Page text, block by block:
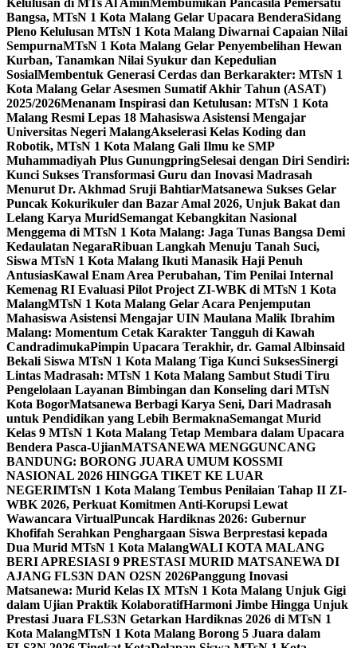
Kelulusan di MTs Al Amin Membumikan Pancasila Pemersatu
Bangsa, MTsN 1 Kota Malang Gelar Upacara BenderaSidang
Pleno Kelulusan MTsN 1 Kota Malang Diwarnai Capaian Nilai
SempurnaMTsN 1 Kota Malang Gelar Penyembelihan Hewan
Kurban, Tanamkan Nilai Syukur dan Kepedulian
SosialMembentuk Generasi Cerdas dan Berkarakter: MTsN 1
Kota Malang Gelar Asesmen Sumatif Akhir Tahun (ASAT)
2025/2026Menanam Inspirasi dan Ketulusan: MTsN 1 Kota
Malang Resmi Lepas 18 Mahasiswa Asistensi Mengajar
Universitas Negeri MalangAkselerasi Kelas Koding dan
Robotik, MTsN 1 Kota Malang Gali Ilmu ke SMP
Muhammadiyah Plus GunungpringSelesai dengan Diri Sendiri:
Kunci Sukses Transformasi Guru dan Inovasi Madrasah
Menurut Dr. Akhmad Sruji BahtiarMatsanewa Sukses Gelar
Puncak Kokurikuler dan Bazar Amal 2026, Unjuk Bakat dan
Lelang Karya MuridSemangat Kebangkitan Nasional
Menggema di MTsN 1 Kota Malang: Jaga Tunas Bangsa Demi
Kedaulatan NegaraRibuan Langkah Menuju Tanah Suci,
Siswa MTsN 1 Kota Malang Ikuti Manasik Haji Penuh
AntusiasKawal Enam Area Perubahan, Tim Penilai Internal
Kemenag RI Evaluasi Pilot Project ZI-WBK di MTsN 1 Kota
MalangMTsN 1 Kota Malang Gelar Acara Penjemputan
Mahasiswa Asistensi Mengajar UIN Maulana Malik Ibrahim
Malang: Momentum Cetak Karakter Tangguh di Kawah
CandradimukaPimpin Upacara Terakhir, dr. Gamal Albinsaid
Bekali Siswa MTsN 1 Kota Malang Tiga Kunci SuksesSinergi
Lintas Madrasah: MTsN 1 Kota Malang Sambut Studi Tiru
Pengelolaan Layanan Bimbingan dan Konseling dari MTsN
Kota BogorMatsanewa Berbagi Karya Seni, Dari Madrasah
untuk Pendidikan yang Lebih BermaknaSemangat Murid
Kelas 9 MTsN 1 Kota Malang Tetap Membara dalam Upacara
Bendera Pasca-UjianMATSANEWA MENGGUNCANG
BANDUNG: BORONG JUARA UMUM KOSSMI
NASIONAL 2026 HINGGA TIKET KE LUAR
NEGERIMTsN 1 Kota Malang Tembus Penilaian Tahap II ZI-
WBK 2026, Perkuat Komitmen Anti-Korupsi Lewat
Wawancara VirtualPuncak Hardiknas 2026: Gubernur
Khofifah Serahkan Penghargaan Siswa Berprestasi kepada
Dua Murid MTsN 1 Kota MalangWALI KOTA MALANG
BERI APRESIASI 9 PRESTASI MURID MATSANEWA DI
AJANG FLS3N DAN O2SN 2026Panggung Inovasi
Matsanewa: Murid Kelas IX MTsN 1 Kota Malang Unjuk Gigi
dalam Ujian Praktik KolaboratifHarmoni Jimbe Hingga Unjuk
Prestasi Juara FLS3N Getarkan Hardiknas 2026 di MTsN 1
Kota MalangMTsN 1 Kota Malang Borong 5 Juara dalam